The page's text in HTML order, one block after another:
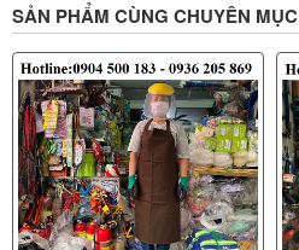
SẢN PHẨM CÙNG CHUYÊN MỤC